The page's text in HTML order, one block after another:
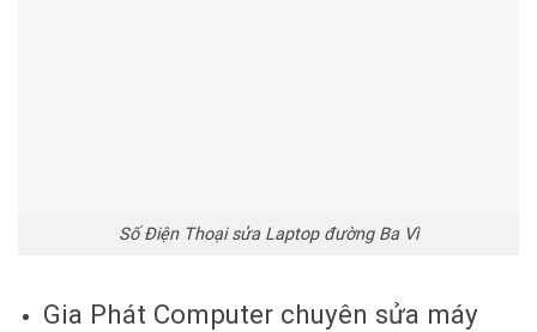
Số Điện Thoại sửa Laptop đường Ba Vì
Gia Phát Computer chuyên sửa máy